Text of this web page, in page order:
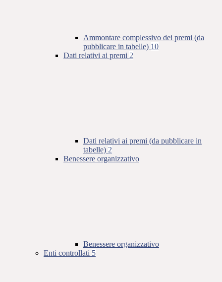
Ammontare complessivo dei premi (da
pubblicare in tabelle) 10
Dati relativi ai premi 2
Dati relativi ai premi (da pubblicare in
tabelle) 2
Benessere organizzativo
Benessere organizzativo
Enti controllati 5